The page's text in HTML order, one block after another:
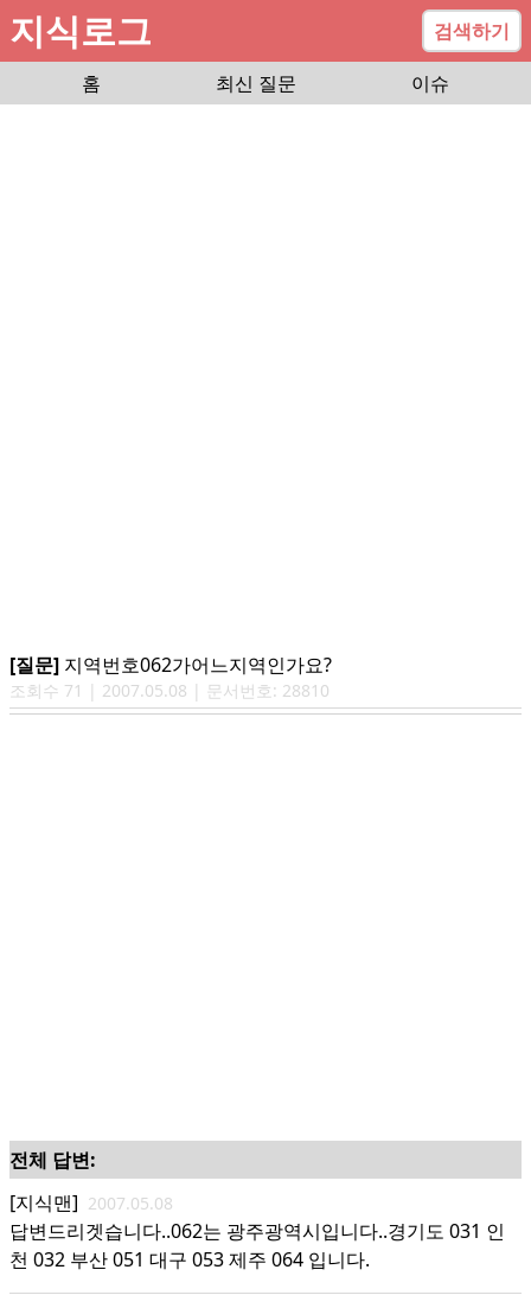
지식로그
검색하기
홈
최신 질문 이슈
[질문] 지역번호062가어느지역인가요?
조회수 71 | 2007.05.08 | 문서번호: 28810
전체 답변:
[지식맨] 2007.05.08
답변드리겟습니다..062는 광주광역시입니다..경기도 031 인
천 032 부산 051 대구 053 제주 064 입니다.